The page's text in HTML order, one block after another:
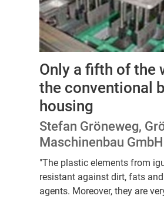
Only a fifth of the
the conventional
housing
Stefan Gröneweg,
Maschinenbau GmbH
"The plastic elements from
resistant against dirt, fats
agents. Moreover, they are